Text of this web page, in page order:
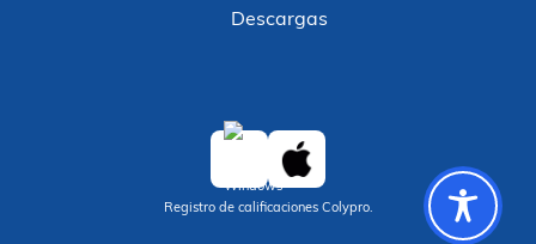
Descargas
Registro de calificaciones Colypro.